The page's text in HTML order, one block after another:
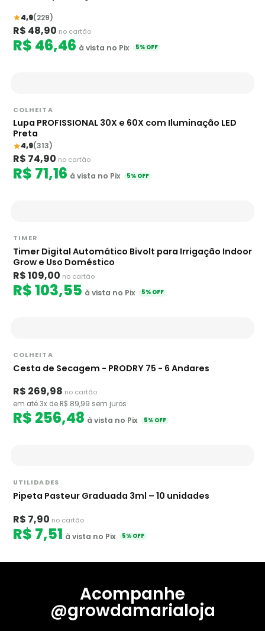
4,9(229)
R$ 48,90 no cartão
R$ 46,46 à vista no Pix 5% OFF
COLHEITA
Lupa PROFISSIONAL 30X e 60X com Iluminação LED
Preta
4,9(313)
R$ 74,90 no cartão
R$ 71,16 à vista no Pix 5% OFF
TIMER
Timer Digital Automático Bivolt para Irrigação Indoor
Grow e Uso Doméstico
R$ 109,00 no cartão
R$ 103,55 à vista no Pix 5% OFF
COLHEITA
Cesta de Secagem - PRODRY 75 - 6 Andares
R$ 269,98 no cartão
em até 3x de R$ 89,99 sem juros
R$ 256,48 à vista no Pix 5% OFF
UTILIDADES
Pipeta Pasteur Graduada 3ml – 10 unidades
R$ 7,90 no cartão
R$ 7,51 à vista no Pix 5% OFF
Acompanhe
@growdamarialoja